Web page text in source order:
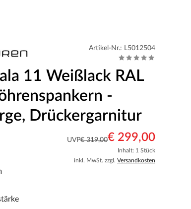
Artikel-Nr.: L5012504
11 Weißlack RAL
-
Drückergarnitur
UVP€ 319,00€ 299,00
Inhalt: 1 Stück
inkl. MwSt. zzgl. Versandkosten